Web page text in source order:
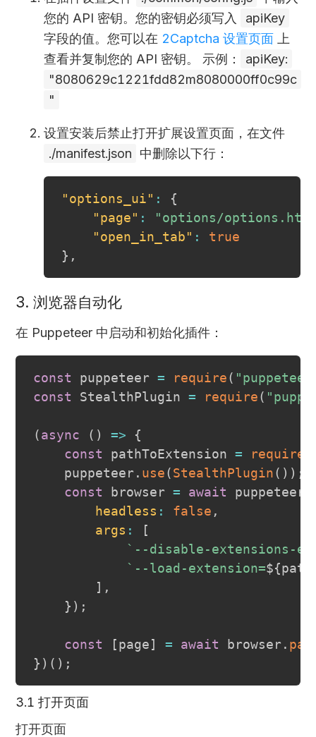
您的 API 密钥。您的密钥必须写入
apiKey
字段的值。您可以在 2Captcha 设置页面 上
查看并复制您的 API 密钥。 示例：
apiKey:
"8080629c1221fdd82m8080000ff0c99c
"
设置安装后禁止打开扩展设置页面，在文件
./manifest.json
中删除以下行：
"options_ui" :
{
"page" :
"options/
"open_in_tab" :
true
} ,
3. 浏览器自动化
在 Puppeteer 中启动和初始化插件：
const puppeteer = require(
const
StealthPlugin = require(
(async ( ) =>
{
const pathToExtension = require
    puppeteer
. use(StealthPlugin( ) ) ;
const browser = await puppeteer
headless : false ,
args :
[
` --disable-extensions-
` --load-extension=${
] ,
} ) ;
const [page] = await browser.
} ) ( ) ;
3.1 打开页面
打开页面